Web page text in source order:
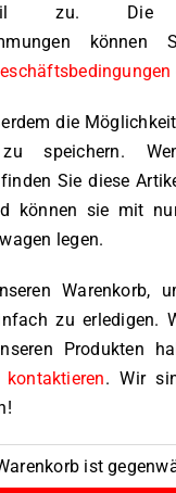
zu. Die
die
zu speichern.
Sie diese
können sie mit
legen.
Warenkorb,
zu erledigen.
Produkten
. Wir
ist